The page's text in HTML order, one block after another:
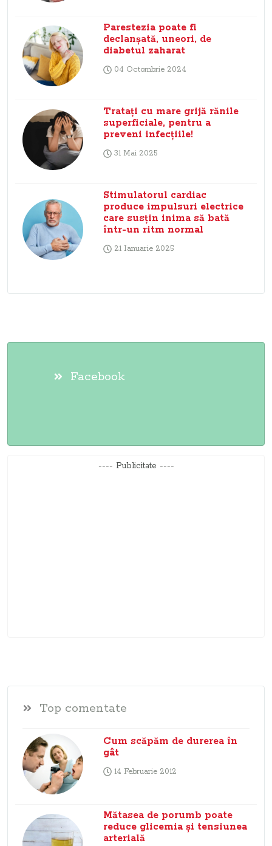
Parestezia poate fi
declanșată, uneori, de
diabetul zaharat
04 Octombrie 2024
Tratați cu mare grijă rănile
superficiale, pentru a
preveni infecțiile!
31 Mai 2025
Stimulatorul cardiac
produce impulsuri electrice
care susțin inima să bată
într-un ritm normal
21 Ianuarie 2025
Facebook
---- Publicitate ----
Top comentate
Cum scăpăm de durerea în
gât
14 Februarie 2012
Mătasea de porumb poate
reduce glicemia și tensiunea
arterială